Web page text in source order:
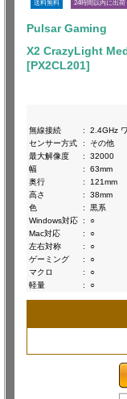
送料無料 24時間以内に出荷
Pulsar Gaming
X2 CrazyLight
[PX2CL201]
無線接続
:
2.4GHz
センサー方式
:
その他
最大解像度
:
32000
幅
:
63mm
奥行
:
121mm
高さ
:
38mm
色
:
黒系
Windows対応 :
○
Mac対応
:
○
左右対称
:
○
ゲーミング
:
○
マクロ
:
○
軽量
: ○